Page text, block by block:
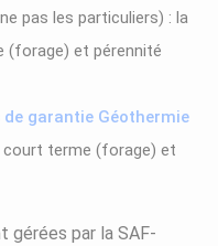
pas les particuliers) : la
(forage) et pérennité
garantie Géothermie
court terme (forage) et
gérées par la SAF-